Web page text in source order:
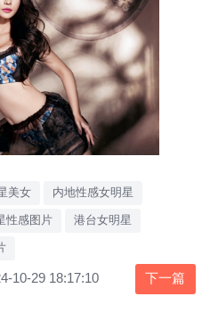
美女 内地性感女明星
性感图片 港台女明星
10-29 18:17:10 下一篇